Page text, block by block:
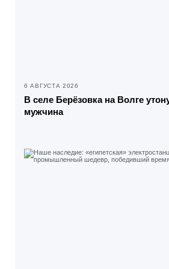
6 АВГУСТА 2026
В селе Берёзовка на Волге
мужчина